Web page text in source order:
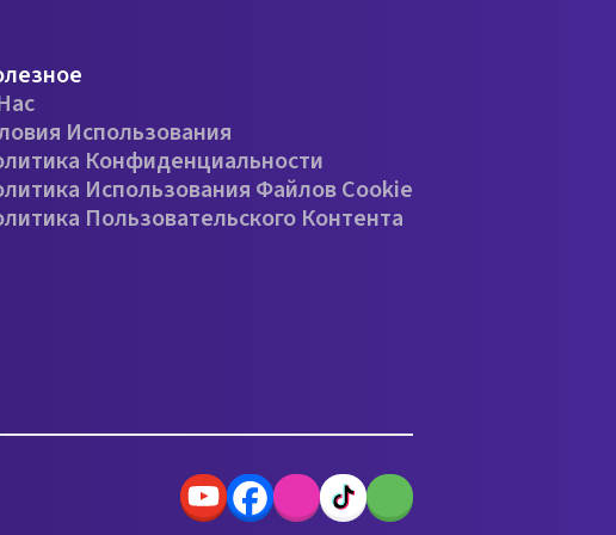
Использования
Конфиденциальности
Использования Файлов Cookie
Пользовательского Контента